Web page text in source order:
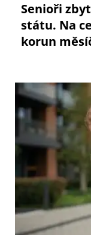
Senioři
státu. Na
korun